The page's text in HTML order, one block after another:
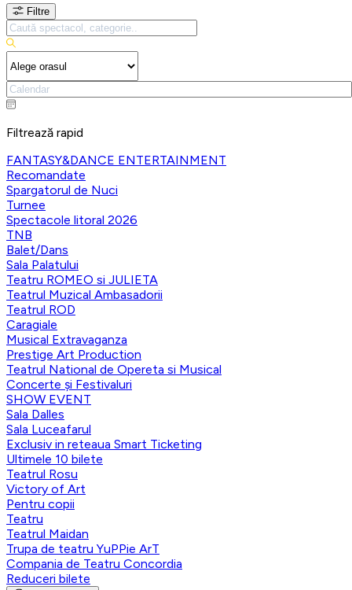
Filtre
Filtrează rapid
FANTASY&DANCE ENTERTAINMENT
Recomandate
Spargatorul de Nuci
Turnee
Spectacole litoral 2026
TNB
Balet/Dans
Sala Palatului
Teatru ROMEO si JULIETA
Teatrul Muzical Ambasadorii
Teatrul ROD
Caragiale
Musical Extravaganza
Prestige Art Production
Teatrul National de Opereta si Musical
Concerte și Festivaluri
SHOW EVENT
Sala Dalles
Sala Luceafarul
Exclusiv in reteaua Smart Ticketing
Ultimele 10 bilete
Teatrul Rosu
Victory of Art
Pentru copii
Teatru
Teatrul Maidan
Trupa de teatru YuPPie ArT
Compania de Teatru Concordia
Reduceri bilete